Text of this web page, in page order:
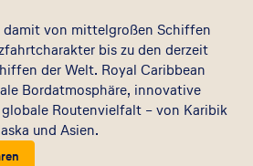
damit von mittelgroßen Schiffen
bis zu den derzeit
der Welt. Royal Caribbean
Bordatmosphäre, innovative
Routenvielfalt – von Karibik
und Asien.